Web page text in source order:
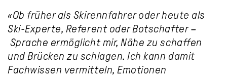
«Ob früher als Skirennfahrer oder heute als
Ski-Experte, Referent oder Botschafter –
Sprache ermöglicht mir, Nähe zu schaffen
und Brücken zu schlagen. Ich kann damit
Fachwissen vermitteln, Emotionen